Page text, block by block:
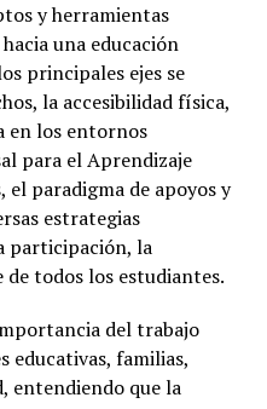
y herramientas
una educación
principales ejes se
la accesibilidad física,
en los entornos
para el Aprendizaje
el paradigma de apoyos y
estrategias
participación, la
todos los estudiantes.
del trabajo
familias,
entendiendo que la